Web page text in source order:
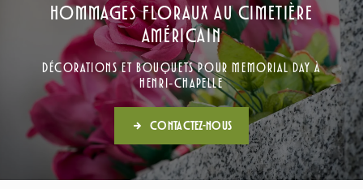
Hommages floraux au cimetière
américain
Décorations et bouquets pour Memorial Day à
Henri‑Chapelle
Contactez-nous